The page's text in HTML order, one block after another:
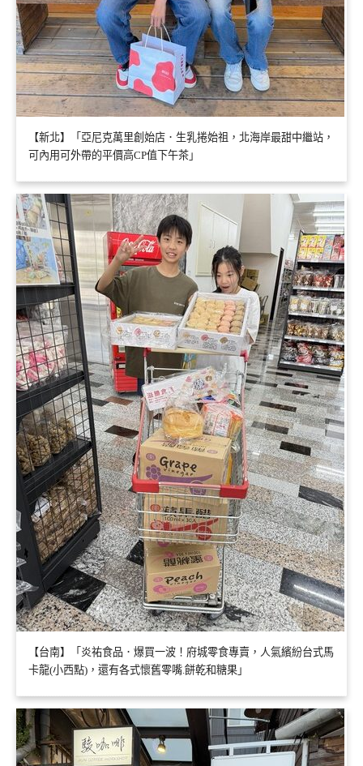
【新北】「亞尼克萬里創始店．生乳捲始祖，北海岸最甜中繼站，
可內用可外帶的平價高CP值下午茶」
【台南】「炎祐食品．爆買一波！府城零食專賣，人氣繽紛台式馬
卡龍(小西點)，還有各式懷舊零嘴.餅乾和糖果」